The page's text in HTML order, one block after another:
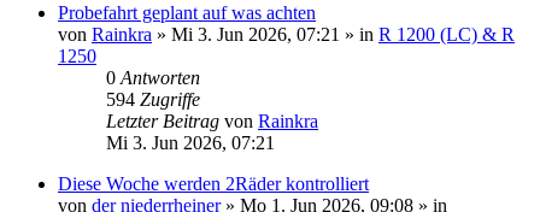
Probefahrt geplant auf was achten
von Rainkra » Mi 3. Jun 2026, 07:21 » in R 1200 (LC) & R
1250
0 Antworten
594 Zugriffe
Letzter Beitrag von Rainkra
Mi 3. Jun 2026, 07:21
Diese Woche werden 2Räder kontrolliert
von der niederrheiner» Mo 1. Jun 2026, 09:08 » in